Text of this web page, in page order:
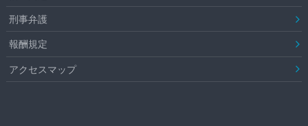
刑事弁護
報酬規定
アクセスマップ